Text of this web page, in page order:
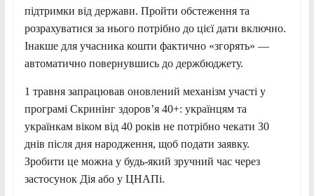
підтримки від держави. Пройти обстеження та
розрахуватися за нього потрібно до цієї дати включно.
Інакше для учасника кошти фактично «згорять» —
автоматично повернувшись до держбюджету.
1 травня запрацював оновлений механізм участі у
програмі Скринінг здоров’я 40+: українцям та
українкам віком від 40 років не потрібно чекати 30
днів після дня народження, щоб подати заявку.
Зробити це можна у будь-який зручний час через
застосунок Дія або у ЦНАПі.